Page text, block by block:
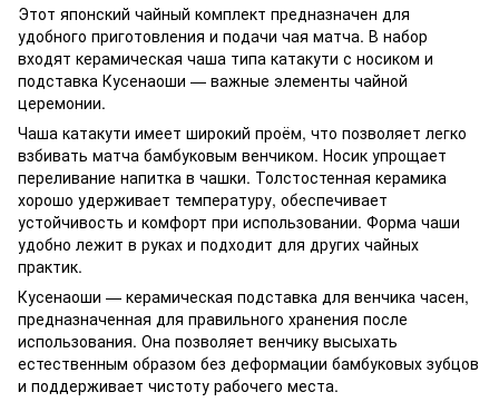
Этот японский чайный комплект предназначен для
удобного приготовления и подачи чая матча. В набор
входят керамическая чаша типа катакути с носиком и
подставка Кусенаоши — важные элементы чайной
церемонии.
Чаша катакути имеет широкий проём, что позволяет легко
взбивать матча бамбуковым венчиком. Носик упрощает
переливание напитка в чашки. Толстостенная керамика
хорошо удерживает температуру, обеспечивает
устойчивость и комфорт при использовании. Форма чаши
удобно лежит в руках и подходит для других чайных
практик.
Кусенаоши — керамическая подставка для венчика часен,
предназначенная для правильного хранения после
использования. Она позволяет венчику высыхать
естественным образом без деформации бамбуковых зубцов
и поддерживает чистоту рабочего места.